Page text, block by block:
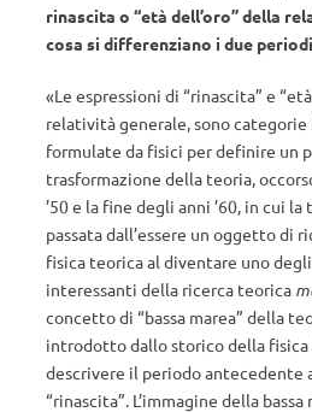
rinascita o “età dell’oro” della
cosa si differenziano i due
«Le espressioni di “rinascita” e
relatività generale, sono
formulate da fisici per definire un
trasformazione della teoria,
’50 e la fine degli anni ’60, in cui
passata dall’essere un oggetto di
fisica teorica al diventare uno
interessanti della ricerca teorica
concetto di “bassa marea” della
introdotto dallo storico della fisica
descrivere il periodo antecedente
“rinascita”. L’immagine della